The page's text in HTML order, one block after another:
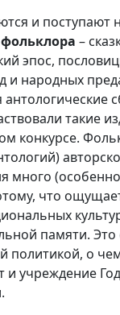
и поступают
–
эпос,
и народных
антологические
такие
конкурсе.
много
что
памяти. Это
политикой, о
и учреждение